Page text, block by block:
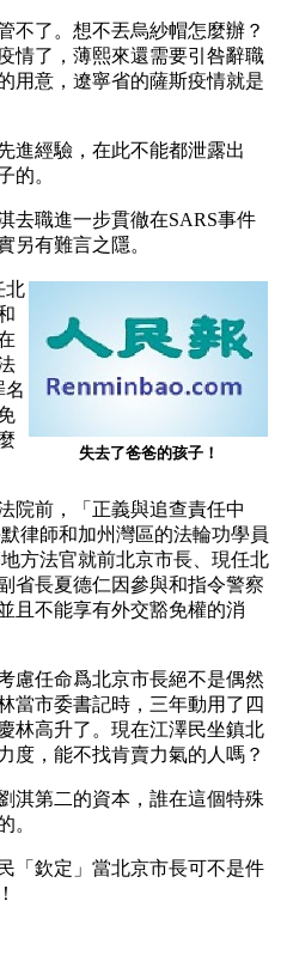
不了。想不丟烏紗帽怎麼辦？
情了，薄熙來還需要引咎辭職
用意，遼寧省的薩斯疫情就是
進經驗，在此不能都泄露出
的。
去職進一步貫徹在SARS事件
另有難言之隱。
失去了爸爸的孩子！
北
名
院前，「正義與追查責任中
律師和加州灣區的法輪功學員
方法官就前北京市長、現任北
省長夏德仁因參與和指令警察
且不能享有外交豁免權的消
慮任命爲北京市長絕不是偶然
當市委書記時，三年動用了四
林高升了。現在江澤民坐鎮北
度，能不找肯賣力氣的人嗎？
淇第二的資本，誰在這個特殊
。
「欽定」當北京市長可不是件